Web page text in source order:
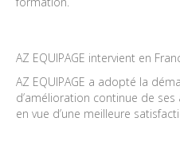
AZ EQUIPAGE intervient en
AZ EQUIPAGE a adopté la
d’amélioration continue de
en vue d’une meilleure